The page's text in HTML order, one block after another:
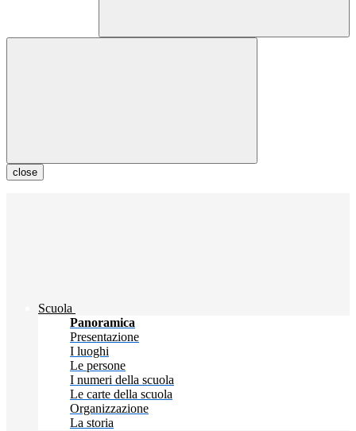
close
Scuola
Panoramica
Presentazione
I luoghi
Le persone
I numeri della scuola
Le carte della scuola
Organizzazione
La storia